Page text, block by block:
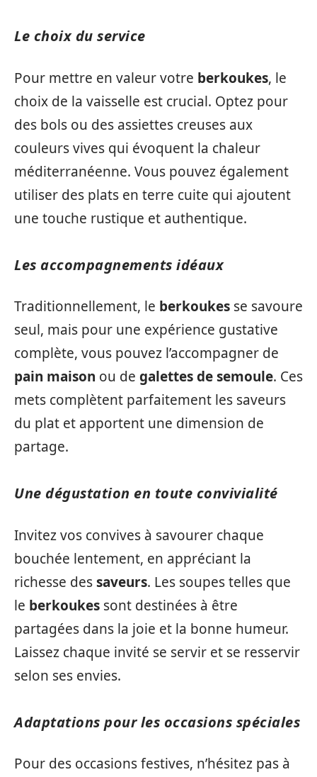
Le choix du service
Pour mettre en valeur votre berkoukes, le
choix de la vaisselle est crucial. Optez pour
des bols ou des assiettes creuses aux
couleurs vives qui évoquent la chaleur
méditerranéenne. Vous pouvez également
utiliser des plats en terre cuite qui ajoutent
une touche rustique et authentique.
Les accompagnements idéaux
Traditionnellement, le berkoukes se savoure
seul, mais pour une expérience gustative
complète, vous pouvez l’accompagner de
pain maison ou de galettes de semoule. Ces
mets complètent parfaitement les saveurs
du plat et apportent une dimension de
partage.
Une dégustation en toute convivialité
Invitez vos convives à savourer chaque
bouchée lentement, en appréciant la
richesse dessaveurs. Les soupes telles que
le berkoukes sont destinées à être
partagées dans la joie et la bonne humeur.
Laissez chaque invité se servir et se resservir
selon ses envies.
Adaptations pour les occasions spéciales
Pour des occasions festives, n’hésitez pas à